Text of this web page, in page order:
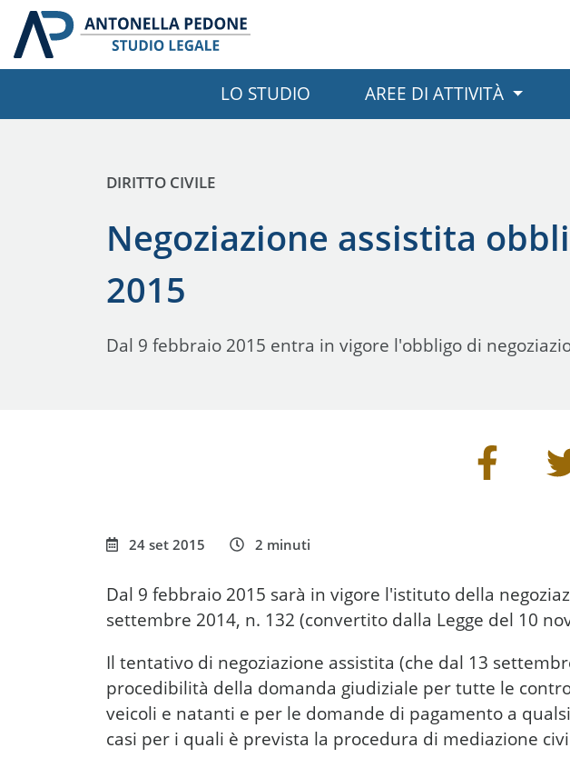
LO STUDIO AREE DI ATTIVITÀ
Negoziazione assistita
2015
PUBBLICATO IN:
DIRITTO CIVILE
Dal 9 febbraio 2015 entra in vigore l'obbligo di
24 set 2015 2 minuti
Dal 9 febbraio 2015 sarà in vigore l'istituto della
settembre 2014, n. 132 (convertito dalla Legge del 10
Il tentativo di negoziazione assistita (che dal 13
procedibilità della domanda giudiziale per tutte le
veicoli e natanti e per le domande di pagamento a
casi per i quali è prevista la procedura di mediazione